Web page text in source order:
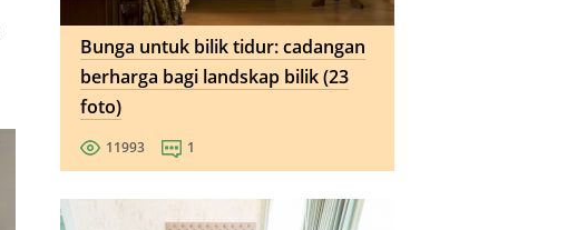
Bunga untuk bilik tidur: cadangan
berharga bagi landskap bilik (23
foto)
11993 1